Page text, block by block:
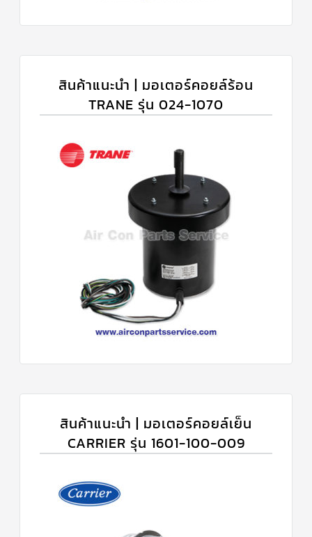
สินค้าแนะนำ | มอเตอร์คอยล์ร้อน
TRANE รุ่น 024-1070
สินค้าแนะนำ | มอเตอร์คอยล์เย็น
CARRIER รุ่น 1601-100-009